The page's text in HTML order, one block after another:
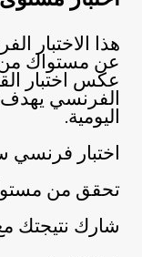
هذا الاختبار
عن مستواك من
عكس اختبار
الفرنسي يهدف
اليومية.
اختبار فرنسي
تحقق من
شارك نتيجتك